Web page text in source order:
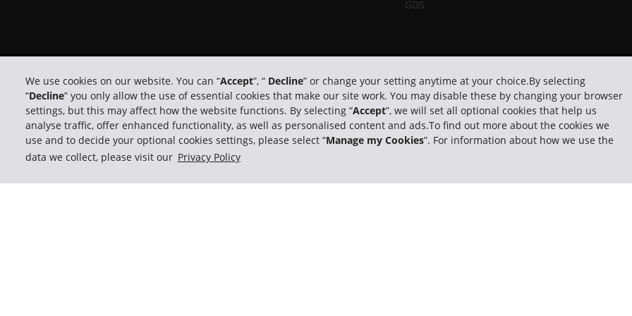
We use cookies on our website. You can “Accept”, “ Decline” or change your setting anytime at your choice.By selecting
“Decline” you only allow the use of essential cookies that make our site work. You may disable these by changing your browser
settings, but this may affect how the website functions. By selecting “Accept”, we will set all optional cookies that help us
analyse traffic, offer enhanced functionality, as well as personalised content and ads.To find out more about the cookies we
use and to decide your optional cookies settings, please select “Manage my Cookies”. For information about how we use the
data we collect, please visit our Privacy Policy
GDS
© 2026 The Hertz System, Inc. Privacy Policy